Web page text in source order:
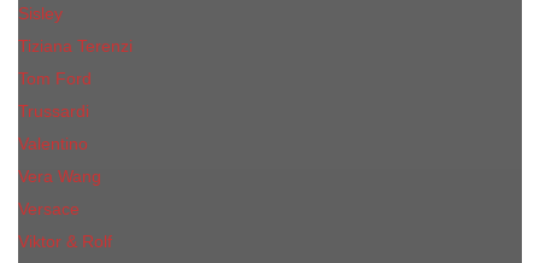
Sisley
Tiziana Terenzi
Tom Ford
Trussardi
Valentino
Vera Wang
Versace
Viktor & Rolf